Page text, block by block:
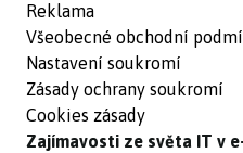
Reklama
Všeobecné obchodní
Nastavení soukromí
Zásady ochrany soukromí
Cookies zásady
Zajímavosti ze světa IT v